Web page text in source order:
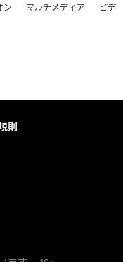
ン マルチメディア ビデ
則